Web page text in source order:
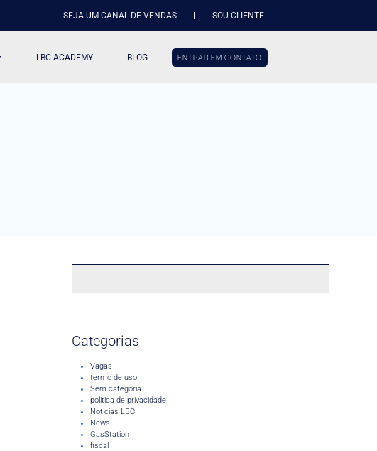
SEJA UM CANAL DE VENDAS SOU CLIENTE
LBC ACADEMY BLOG ENTRAR EM CONTATO
Categorias
Vagas
termo de uso
Sem categoria
politica de privacidade
Noticias LBC
News
GasStation
fiscal